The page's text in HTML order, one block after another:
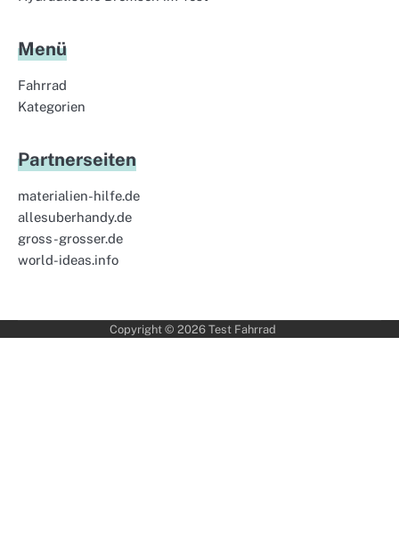
Menü
Fahrrad
Kategorien
Partnerseiten
materialien-hilfe.de
allesuberhandy.de
gross-grosser.de
world-ideas.info
Copyright © 2026 Test Fahrrad